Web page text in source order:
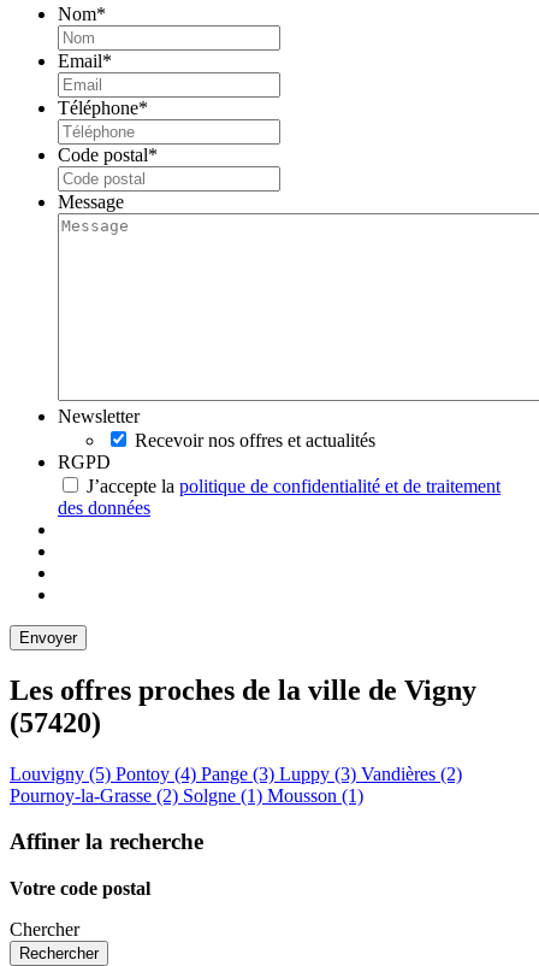
Nom*
Email*
Téléphone*
Code postal*
Message
Newsletter
Recevoir nos offres et actualités
RGPD
J’accepte la politique de confidentialité et de traitement
des données
Les offres proches de la ville de Vigny
(57420)
Louvigny (5) Pontoy (4) Pange (3) Luppy (3) Vandières (2)
Pournoy-la-Grasse (2) Solgne (1) Mousson (1)
Affiner la recherche
Votre code postal
Chercher